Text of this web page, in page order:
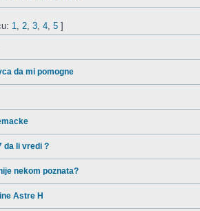
1, 2, 3, 4, 5 ]
da mi pomogne
da li vredi ?
nekom poznata?
Astre H